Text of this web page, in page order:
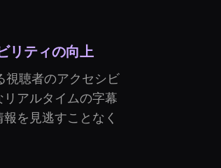
リティの向上
視聴者のアクセシビ
アルタイムの字幕
を見逃すことなく